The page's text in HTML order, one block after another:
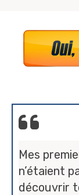
Mes
n’étaient
découvrir